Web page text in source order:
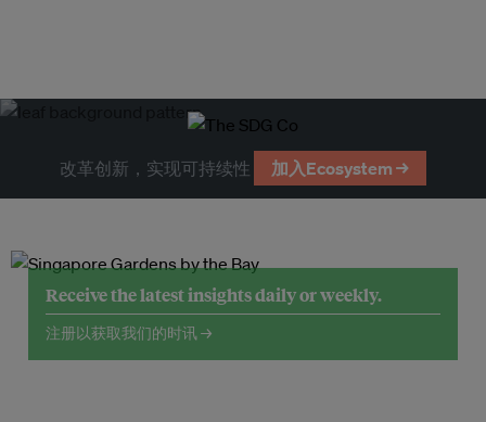
改革创新，实现可持续性 加入Ecosystem →
Receive the latest insights daily or weekly.
注册以获取我们的时讯 →